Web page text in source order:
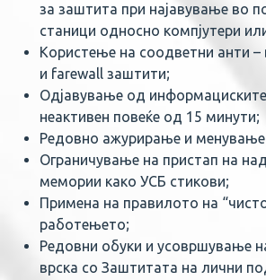
за заштита при најавување во
станици односно компјутери
Користење на соодветни анти –
и farewall заштити;
Одјавување од
неактивен повеќе од 15 минути;
Редовно ажурирање и менување
Ограничување на пристап на
мемории како УСБ стикови;
Примена на правилото на
работењето;
Редовни обуки и усовршување
врска со Заштитата на лични